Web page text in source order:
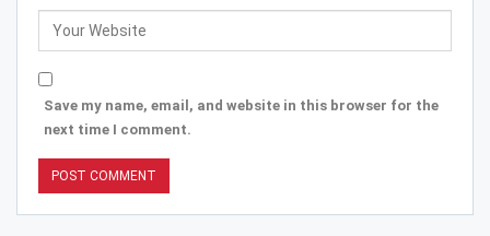
Save my name, email, and website in this browser for the
next time I comment.